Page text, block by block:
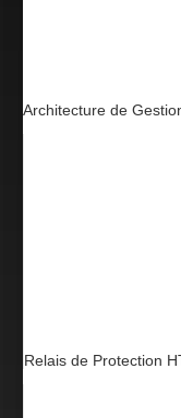
Architecture de
Relais de Protection